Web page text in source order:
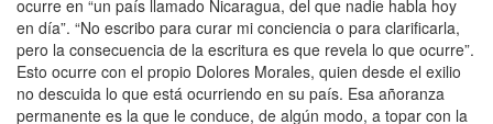
ocurre en “un país llamado Nicaragua, del que nadie habla hoy
en día”. “No escribo para curar mi conciencia o para clarificarla,
pero la consecuencia de la escritura es que revela lo que ocurre”.
Esto ocurre con el propio Dolores Morales, quien desde el exilio
no descuida lo que está ocurriendo en su país. Esa añoranza
permanente es la que le conduce, de algún modo, a topar con la